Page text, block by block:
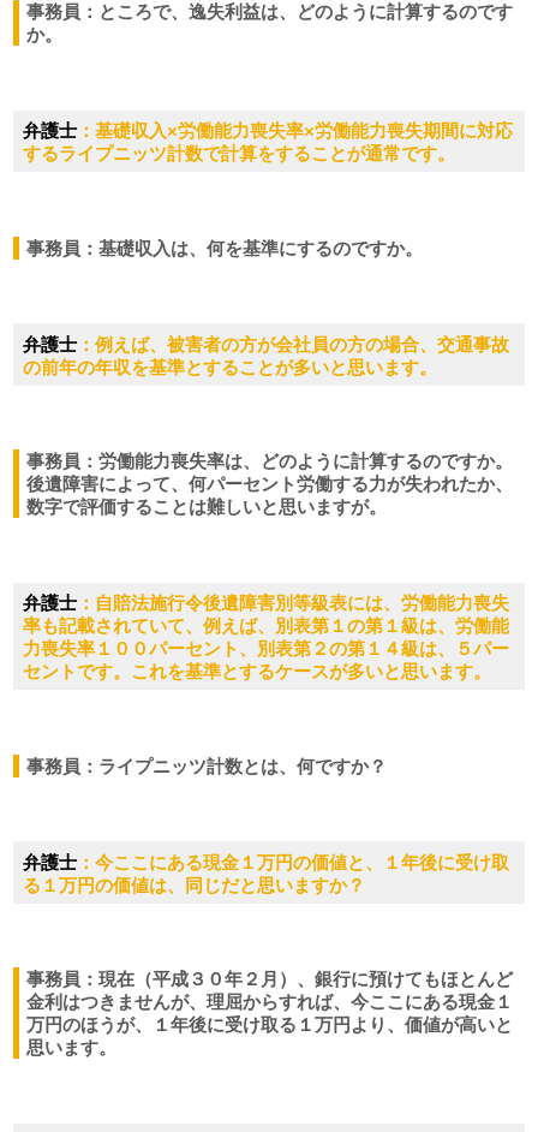
事務員：ところで、逸失利益は、どのように計算するのです
か。
弁護士：基礎収入×労働能力喪失率×労働能力喪失期間に対応
するライプニッツ計数で計算をすることが通常です。
事務員：基礎収入は、何を基準にするのですか。
弁護士：例えば、被害者の方が会社員の方の場合、交通事故
の前年の年収を基準とすることが多いと思います。
事務員：労働能力喪失率は、どのように計算するのですか。
後遺障害によって、何パーセント労働する力が失われたか、
数字で評価することは難しいと思いますが。
弁護士：自賠法施行令後遺障害別等級表には、労働能力喪失
率も記載されていて、例えば、別表第１の第１級は、労働能
力喪失率１００パーセント、別表第２の第１４級は、５パー
セントです。これを基準とするケースが多いと思います。
事務員：ライプニッツ計数とは、何ですか？
弁護士：今ここにある現金１万円の価値と、１年後に受け取
る１万円の価値は、同じだと思いますか？
事務員：現在（平成３０年２月）、銀行に預けてもほとんど
金利はつきませんが、理屈からすれば、今ここにある現金１
万円のほうが、１年後に受け取る１万円より、価値が高いと
思います。